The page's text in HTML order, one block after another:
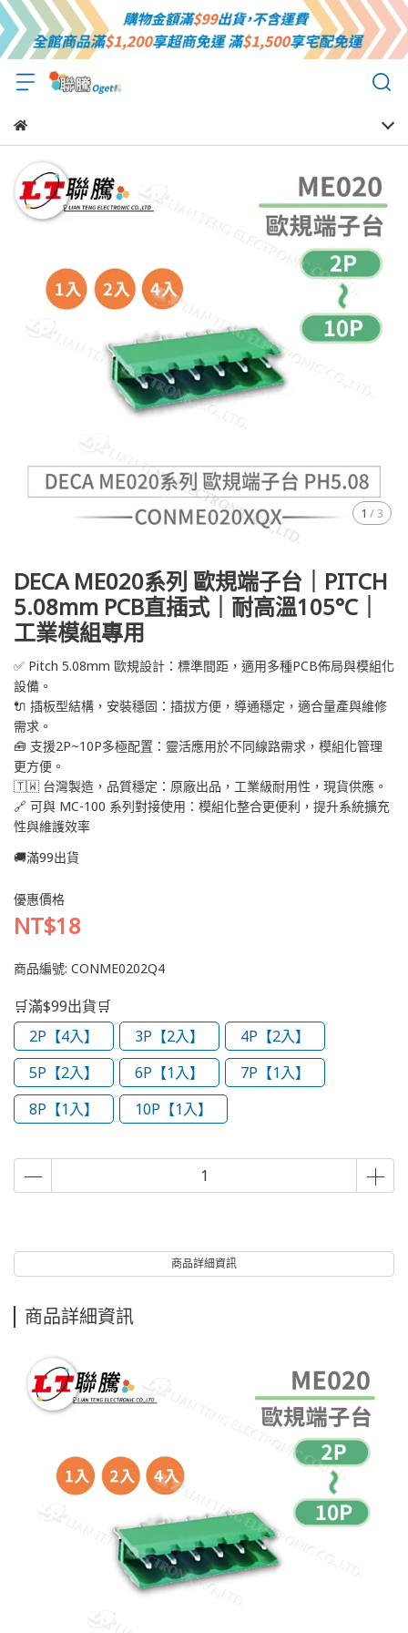
1 /3
DECA ME020系列 歐規端子台｜PITCH
5.08mm PCB直插式｜耐高溫105°C｜
工業模組專用
✅ Pitch 5.08mm 歐規設計：標準間距，適用多種PCB佈局與模組化
設備。
🔌 插板型結構，安裝穩固：插拔方便，導通穩定，適合量產與維修
需求。
🧰 支援2P~10P多極配置：靈活應用於不同線路需求，模組化管理
更方便。
🇹🇼 台灣製造，品質穩定：原廠出品，工業級耐用性，現貨供應。
🔗 可與 MC-100 系列對接使用：模組化整合更便利，提升系統擴充
性與維護效率
🚚滿99出貨
優惠價格
NT$18
商品編號: CONME0202Q4
🛒滿$99出貨🛒
2P【4入】
3P【2入】
4P【2入】
5P【2入】
6P【1入】
7P【1入】
8P【1入】
10P【1入】
商品詳細資訊
商品詳細資訊